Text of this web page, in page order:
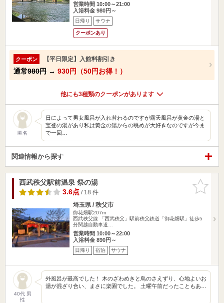
営業時間 10:00～21:00
入浴料金 980円～
日帰り サウナ
クーポンあり
クーポン 【平日限定】入館料割引き
通常980円 → 930円（50円お得！）
他にも3種類のクーポンがあります
匿名
日によって男女風呂が入れ替わるのですが露天風呂が黄金の湯と
宝登の湯があり私は黄金の湯からの眺めが大好きなのですが今ま
で一回…
関連情報から探す
お気に入
りに追加
西武秩父駅前温泉 祭の湯
3.6点/ 18 件
埼玉県 / 秩父市
御花畑駅207m
西武秩父線 「西武秩父」駅前秩父鉄道「御花畑駅」徒歩5
分関越自動車道…
営業時間 10:00～22:00
入浴料金 890円～
日帰り 宿泊 サウナ
40代 男
性
外風呂が最高でした！ 木のざわめきと鳥のさえずり、心地よいお
湯が混ざり合い、まさに楽園でした。 土曜午前だったこともあ…